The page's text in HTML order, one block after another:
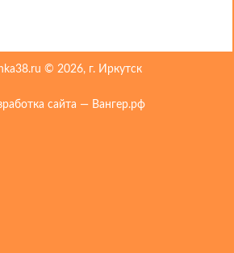
© 2026, г. Иркутск
сайта — Вангер.рф